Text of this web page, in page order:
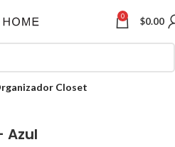
0 $0.00
Closet
Azul